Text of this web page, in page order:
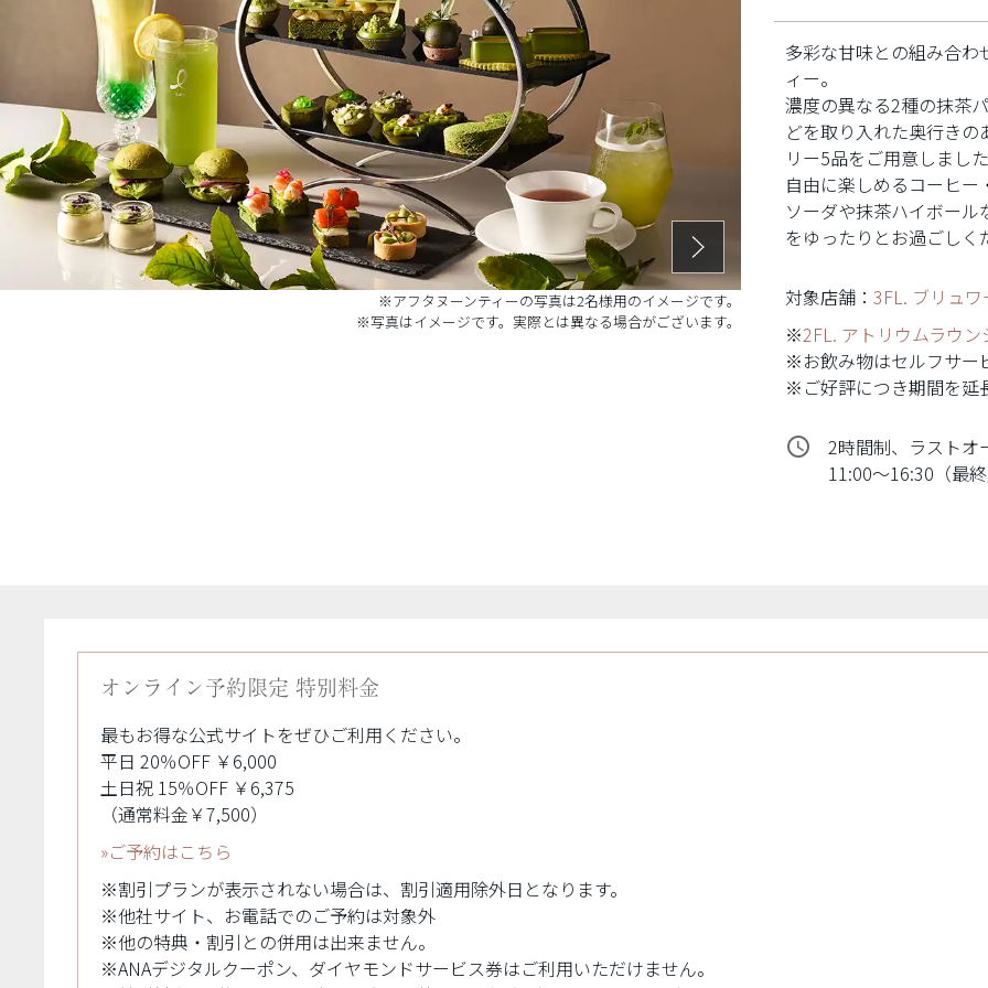
抹茶アフタ
多彩な甘味との組み合わ
ィー。
濃度の異なる2種の抹茶
どを取り入れた奥行きの
リー5品をご用意しまし
自由に楽しめるコーヒー
ソーダや抹茶ハイボール
対象店舗：3FL. ブリュ
※2FL. アトリウムラウン
※お飲み物はセルフサー
※ご好評につき期間を延
2時間制、ラストオ
オンライン予約限定 特別料金
最もお得な公式サイトをぜひご利用ください。
平日 20％OFF ￥6,000
土日祝 15％OFF ￥6,375
（通常料金￥7,500）
»ご予約はこちら
※割引プランが表示されない場合は、割引適用除外日となります。
※他社サイト、お電話でのご予約は対象外